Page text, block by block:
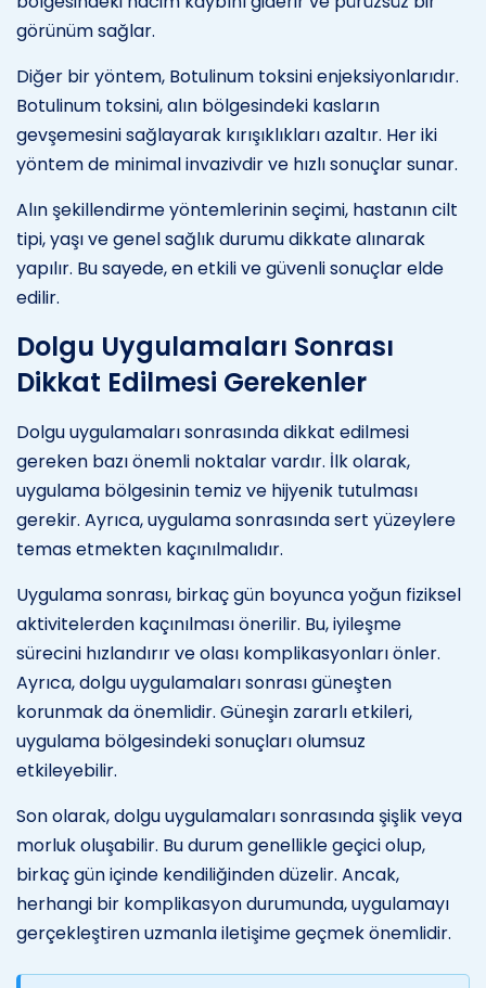
görünüm sağlar.
Diğer bir yöntem, Botulinum toksini enjeksiyonlarıdır.
Botulinum toksini, alın bölgesindeki kasların
gevşemesini sağlayarak kırışıklıkları azaltır. Her iki
yöntem de minimal invazivdir ve hızlı sonuçlar sunar.
Alın şekillendirme yöntemlerinin seçimi, hastanın cilt
tipi, yaşı ve genel sağlık durumu dikkate alınarak
yapılır. Bu sayede, en etkili ve güvenli sonuçlar elde
edilir.
Dolgu Uygulamaları Sonrası
Dikkat Edilmesi Gerekenler
Dolgu uygulamaları sonrasında dikkat edilmesi
gereken bazı önemli noktalar vardır. İlk olarak,
uygulama bölgesinin temiz ve hijyenik tutulması
gerekir. Ayrıca, uygulama sonrasında sert yüzeylere
temas etmekten kaçınılmalıdır.
Uygulama sonrası, birkaç gün boyunca yoğun fiziksel
aktivitelerden kaçınılması önerilir. Bu, iyileşme
sürecini hızlandırır ve olası komplikasyonları önler.
Ayrıca, dolgu uygulamaları sonrası güneşten
korunmak da önemlidir. Güneşin zararlı etkileri,
uygulama bölgesindeki sonuçları olumsuz
etkileyebilir.
Son olarak, dolgu uygulamaları sonrasında şişlik veya
morluk oluşabilir. Bu durum genellikle geçici olup,
birkaç gün içinde kendiliğinden düzelir. Ancak,
herhangi bir komplikasyon durumunda, uygulamayı
gerçekleştiren uzmanla iletişime geçmek önemlidir.